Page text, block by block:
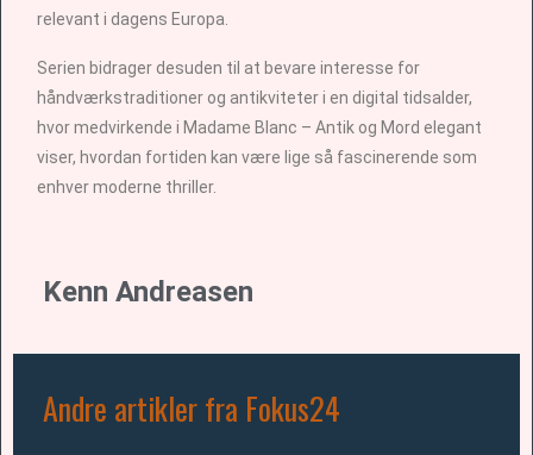
relevant i dagens Europa.
Serien bidrager desuden til at bevare interesse for
håndværkstraditioner og antikviteter i en digital tidsalder,
hvor medvirkende i Madame Blanc – Antik og Mord elegant
viser, hvordan fortiden kan være lige så fascinerende som
enhver moderne thriller.
Kenn Andreasen
Andre artikler fra Fokus24